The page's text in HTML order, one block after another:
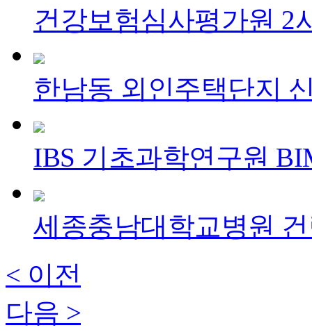
건강보험심사평가원 2
한남동 외인주택단지
IBS 기초과학연구원
세종충남대학교병원
< 이전
다음 >